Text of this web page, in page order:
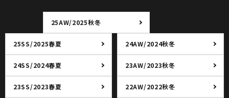
25AW/2025秋冬
25SS/2025春夏 24AW/2024秋冬
24SS/2024春夏 23AW/2023秋冬
23SS/2023春夏 22AW/2022秋冬